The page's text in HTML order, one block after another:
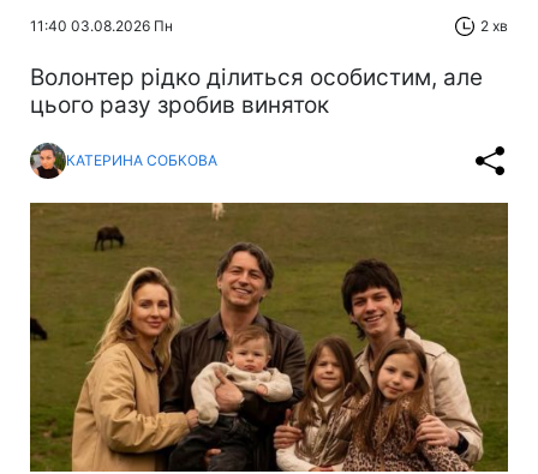
11:40 03.08.2026 Пн 2 хв
Волонтер рідко ділиться особистим, але
цього разу зробив виняток
КАТЕРИНА СОБКОВА